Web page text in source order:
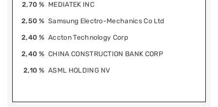
2,70 % MEDIATEK INC
2,50 % Samsung Electro-Mechanics Co Ltd
2,40 % Accton Technology Corp
2,40 % CHINA CONSTRUCTION BANK CORP
2,10 % ASML HOLDING NV